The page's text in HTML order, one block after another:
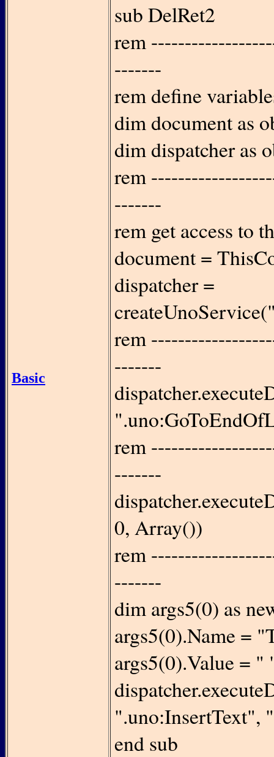
Basic
sub DelRet2
rem
-------
rem define
dim document as
dim dispatcher as
rem
-------
rem get access to
document =
dispatcher =
rem
-------
rem
-------
0, Array())
rem
-------
dim args5(0) as
args5(0).Name =
args5(0).Value = "
".uno:InsertText",
end sub